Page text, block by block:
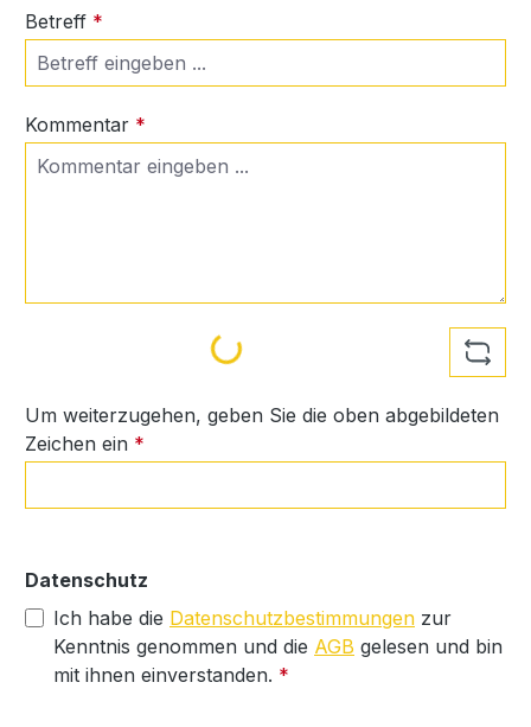
Betreff *
Kommentar *
Loading...
Um weiterzugehen, geben Sie die oben abgebildeten
Zeichen ein *
Datenschutz
Ich habe die Datenschutzbestimmungen zur
Kenntnis genommen und die AGB gelesen und bin
mit ihnen einverstanden. *